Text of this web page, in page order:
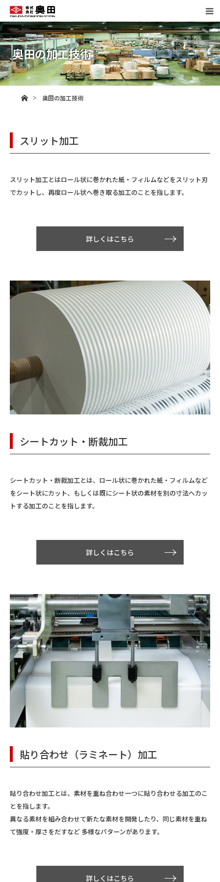
奥田の加工技術
ホーム奥田の加工技術
スリット加工
スリット加工とはロール状に巻かれた紙・フィルムなどをスリット刃
でカットし、再度ロール状へ巻き取る加工のことを指します。
詳しくはこちら
シートカット・断裁加工
シートカット・断裁加工とは、ロール状に巻かれた紙・フィルムなど
をシート状にカット、もしくは既にシート状の素材を別の寸法へカッ
トする加工のことを指します。
詳しくはこちら
貼り合わせ（ラミネート）加工
貼り合わせ加工とは、素材を重ね合わせ一つに貼り合わせる加工のこ
とを指します。
異なる素材を組み合わせて新たな素材を開発したり、同じ素材を重ね
て強度・厚さをだすなど 多様なパターンがあります。
詳しくはこちら